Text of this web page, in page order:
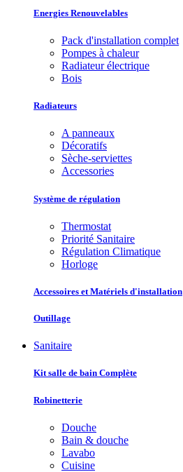
Energies Renouvelables
Pack d'installation complet
Pompes à chaleur
Radiateur électrique
Bois
Radiateurs
A panneaux
Décoratifs
Sèche-serviettes
Accessories
Système de régulation
Thermostat
Priorité Sanitaire
Régulation Climatique
Horloge
Accessoires et Matériels d'installation
Outillage
Sanitaire
Kit salle de bain Complète
Robinetterie
Douche
Bain & douche
Lavabo
Cuisine